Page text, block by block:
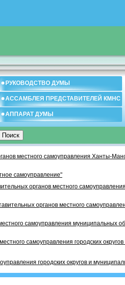
РУКОВОДСТВО ДУМЫ
АССАМБЛЕЯ ПРЕДСТАВИТЕЛЕЙ КМНС
АППАРАТ ДУМЫ
местного самоуправления Ханты-
самоуправление"
органов местного
органов местного
самоуправления муниципальных
самоуправления городских
городских округов и